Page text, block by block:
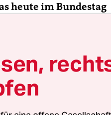
heute im Bundestag
auch in puncto
schränkt
die
sehr problematisch